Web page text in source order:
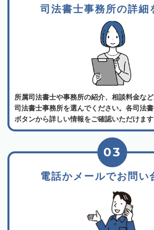
司法書士事務所の詳細
所属司法書士や事務所の紹介、相談料金な
司法書士事務所を選んでください。各司法
ボタンから詳しい情報をご確認いただけます
電話かメールでお問い
03